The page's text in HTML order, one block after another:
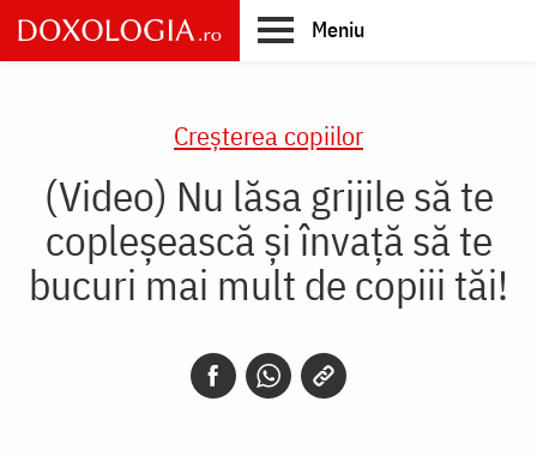
Skip
to
main
Meniu
Creşterea copiilor
(Video) Nu lăsa grijile să te
copleșească și învață să te
bucuri mai mult de copiii tăi!